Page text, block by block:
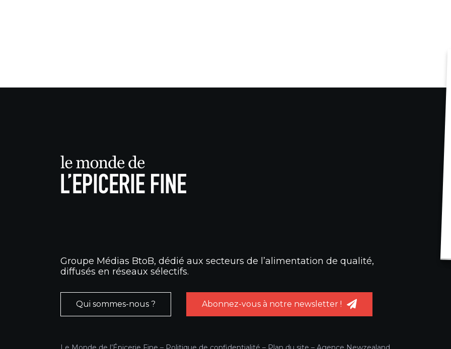
Groupe Médias BtoB, dédié aux secteurs de l’alimentation de qualité,
diffusés en réseaux sélectifs.
Qui sommes-nous ? Abonnez-vous à notre newsletter !